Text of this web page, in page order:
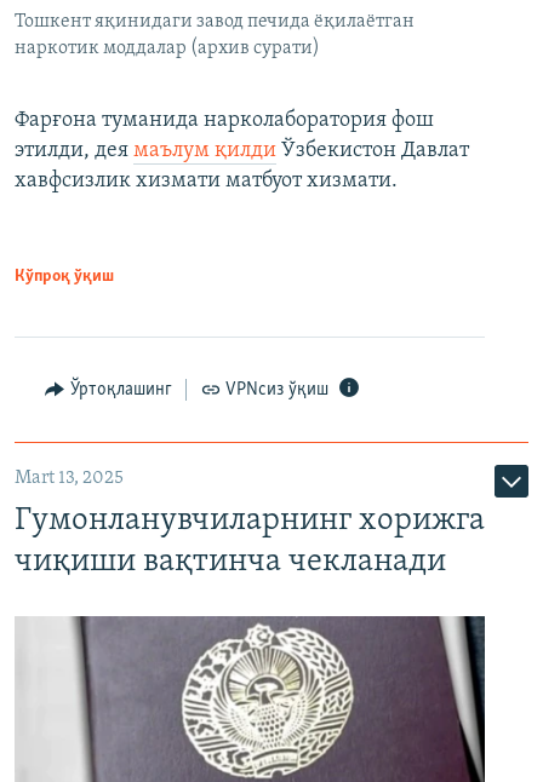
Тошкент яқинидаги завод печида ёқилаётган
наркотик моддалар (архив сурати)
Фарғона туманида нарколаборатория фош
этилди, дея маълум қилди Ўзбекистон Давлат
хавфсизлик хизмати матбуот хизмати.
Кўпроқ ўқиш
Ўртоқлашинг VPNсиз ўқиш
Mart 13, 2025
Гумонланувчиларнинг хорижга
чиқиши вақтинча чекланади